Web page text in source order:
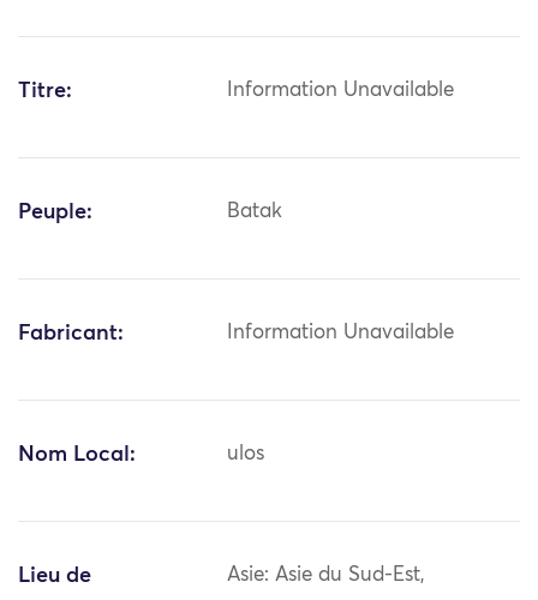
Titre: Information Unavailable
Peuple: Batak
Fabricant: Information Unavailable
Nom Local: ulos
Lieu de
Asie: Asie du Sud-Est,